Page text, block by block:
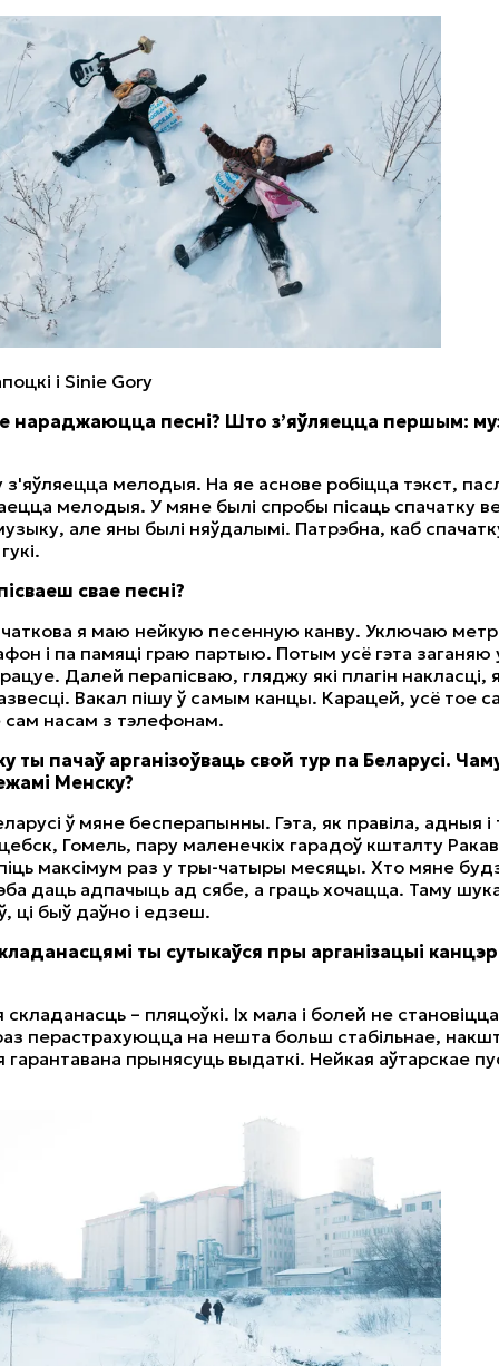
i Sinie Gory
нараджаюцца песні? Што з’яўляецца першым:
мелодыя. На яе аснове робіцца тэкст,
мелодыя. У мяне былі спробы пісаць спачатку
але яны былі няўдалымі. Патрэбна, каб
свае песні?
я маю нейкую песенную канву. Уключаю
і па памяці граю партыю. Потым усё гэта заганяю
Далей перапісваю, гляджу які плагін накласці,
Вакал пішу ў самым канцы. Карацей, усё тое
сам насам з тэлефонам.
ты пачаў арганізоўваць свой тур па Беларусі.
Менску?
ў мяне бесперапынны. Гэта, як правіла, адныя
Гомель, пару маленечкіх гарадоў кшталту
максімум раз у тры-чатыры месяцы. Хто мяне
даць адпачыць ад сябе, а граць хочацца. Таму
ці быў даўно і едзеш.
ты сутыкаўся пры арганізацыі
– пляцоўкі. Іх мала і болей не
перастрахуюцца на нешта больш стабільнае,
гарантавана прынясуць выдаткі. Нейкая аўтарскае